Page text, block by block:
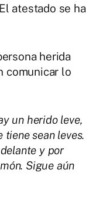
atestado se ha
herida
comunicar lo
un herido leve,
tiene sean leves.
y por
Sigue aún